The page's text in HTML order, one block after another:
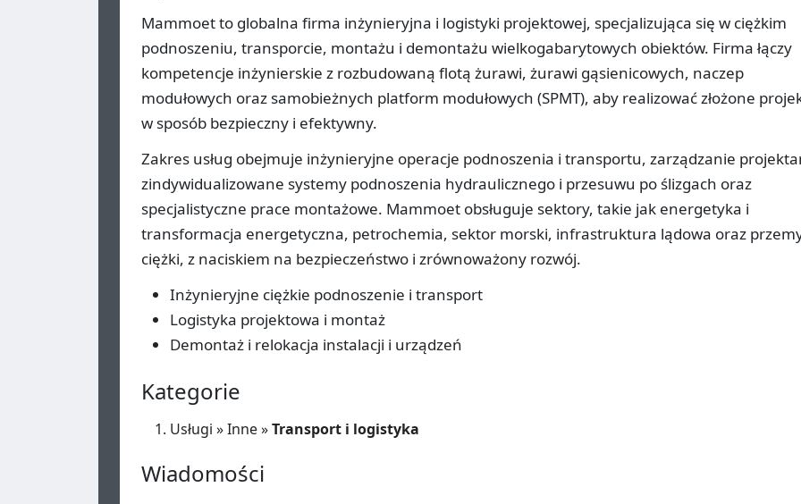
Mammoet to globalna firma inżynieryjna i logistyki projektowej, specjalizująca się w ciężkim
podnoszeniu, transporcie, montażu i demontażu wielkogabarytowych obiektów. Firma łączy
kompetencje inżynierskie z rozbudowaną flotą żurawi, żurawi gąsienicowych, naczep
modułowych oraz samobieżnych platform modułowych (SPMT), aby realizować złożone
w sposób bezpieczny i efektywny.
Zakres usług obejmuje inżynieryjne operacje podnoszenia i transportu, zarządzanie
zindywidualizowane systemy podnoszenia hydraulicznego i przesuwu po ślizgach oraz
specjalistyczne prace montażowe. Mammoet obsługuje sektory, takie jak energetyka i
transformacja energetyczna, petrochemia, sektor morski, infrastruktura lądowa oraz
ciężki, z naciskiem na bezpieczeństwo i zrównoważony rozwój.
Inżynieryjne ciężkie podnoszenie i transport
Logistyka projektowa i montaż
Demontaż i relokacja instalacji i urządzeń
Kategorie
Usługi »Inne»Transport i logistyka
Wiadomości